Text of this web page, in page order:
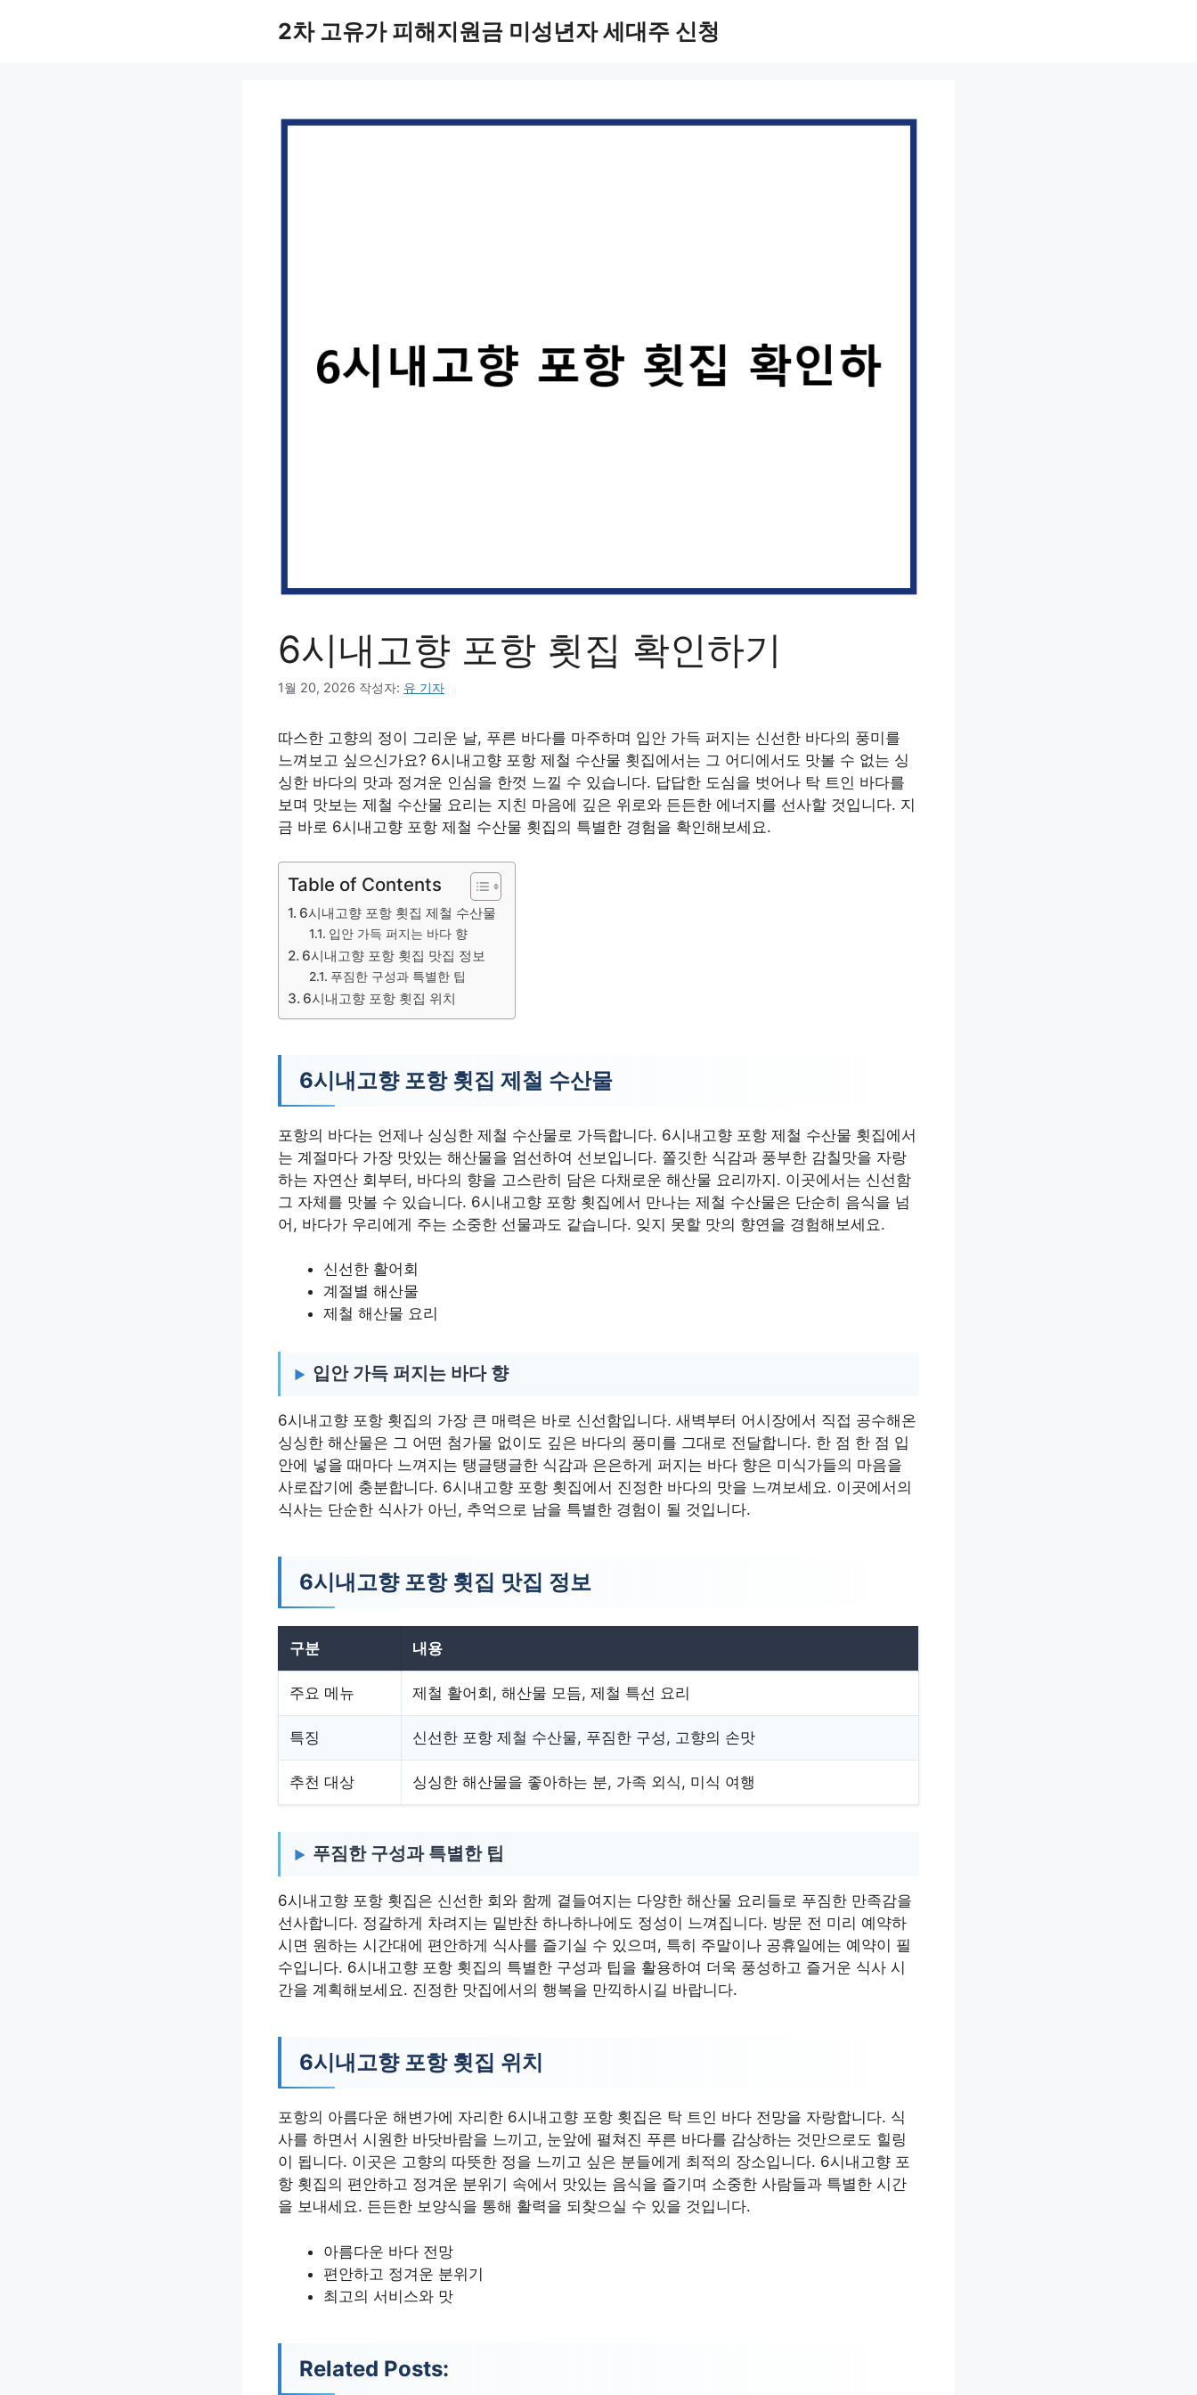
2차 고유가 피해지원금 미성년자 세대주 신청
6시내고향 포항 횟집 확인하기
1월 20, 2026 작성자: 유 기자
따스한 고향의 정이 그리운 날, 푸른 바다를 마주하며 입안 가득 퍼지는 신선한 바다의 풍미를
느껴보고 싶으신가요? 6시내고향 포항 제철 수산물 횟집에서는 그 어디에서도 맛볼 수 없는 싱
싱한 바다의 맛과 정겨운 인심을 한껏 느낄 수 있습니다. 답답한 도심을 벗어나 탁 트인 바다를
보며 맛보는 제철 수산물 요리는 지친 마음에 깊은 위로와 든든한 에너지를 선사할 것입니다. 지
금 바로 6시내고향 포항 제철 수산물 횟집의 특별한 경험을 확인해보세요.
Table of Contents
6시내고향 포항 횟집 제철 수산물
입안 가득 퍼지는 바다 향
6시내고향 포항 횟집 맛집 정보
푸짐한 구성과 특별한 팁
6시내고향 포항 횟집 위치
6시내고향 포항 횟집 제철 수산물
포항의 바다는 언제나 싱싱한 제철 수산물로 가득합니다. 6시내고향 포항 제철 수산물 횟집에서
는 계절마다 가장 맛있는 해산물을 엄선하여 선보입니다. 쫄깃한 식감과 풍부한 감칠맛을 자랑
하는 자연산 회부터, 바다의 향을 고스란히 담은 다채로운 해산물 요리까지. 이곳에서는 신선함
그 자체를 맛볼 수 있습니다. 6시내고향 포항 횟집에서 만나는 제철 수산물은 단순히 음식을 넘
어, 바다가 우리에게 주는 소중한 선물과도 같습니다. 잊지 못할 맛의 향연을 경험해보세요.
신선한 활어회
계절별 해산물
제철 해산물 요리
입안 가득 퍼지는 바다 향
6시내고향 포항 횟집의 가장 큰 매력은 바로 신선함입니다. 새벽부터 어시장에서 직접 공수해온
싱싱한 해산물은 그 어떤 첨가물 없이도 깊은 바다의 풍미를 그대로 전달합니다. 한 점 한 점 입
안에 넣을 때마다 느껴지는 탱글탱글한 식감과 은은하게 퍼지는 바다 향은 미식가들의 마음을
사로잡기에 충분합니다. 6시내고향 포항 횟집에서 진정한 바다의 맛을 느껴보세요. 이곳에서의
식사는 단순한 식사가 아닌, 추억으로 남을 특별한 경험이 될 것입니다.
6시내고향 포항 횟집 맛집 정보
구분 내용
주요 메뉴 제철 활어회, 해산물 모듬, 제철 특선 요리
특징 신선한 포항 제철 수산물, 푸짐한 구성, 고향의 손맛
추천 대상 싱싱한 해산물을 좋아하는 분, 가족 외식, 미식 여행
푸짐한 구성과 특별한 팁
6시내고향 포항 횟집은 신선한 회와 함께 곁들여지는 다양한 해산물 요리들로 푸짐한 만족감을
선사합니다. 정갈하게 차려지는 밑반찬 하나하나에도 정성이 느껴집니다. 방문 전 미리 예약하
시면 원하는 시간대에 편안하게 식사를 즐기실 수 있으며, 특히 주말이나 공휴일에는 예약이 필
수입니다. 6시내고향 포항 횟집의 특별한 구성과 팁을 활용하여 더욱 풍성하고 즐거운 식사 시
간을 계획해보세요. 진정한 맛집에서의 행복을 만끽하시길 바랍니다.
6시내고향 포항 횟집 위치
포항의 아름다운 해변가에 자리한 6시내고향 포항 횟집은 탁 트인 바다 전망을 자랑합니다. 식
사를 하면서 시원한 바닷바람을 느끼고, 눈앞에 펼쳐진 푸른 바다를 감상하는 것만으로도 힐링
이 됩니다. 이곳은 고향의 따뜻한 정을 느끼고 싶은 분들에게 최적의 장소입니다. 6시내고향 포
항 횟집의 편안하고 정겨운 분위기 속에서 맛있는 음식을 즐기며 소중한 사람들과 특별한 시간
을 보내세요. 든든한 보양식을 통해 활력을 되찾으실 수 있을 것입니다.
아름다운 바다 전망
편안하고 정겨운 분위기
최고의 서비스와 맛
Related Posts: